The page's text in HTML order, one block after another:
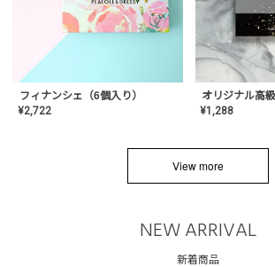
フィナンシェ（6個入り）
¥2,722 ¥1,288
View more
NEW ARRIVAL
新着商品